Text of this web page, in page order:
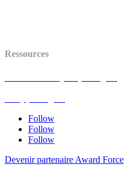
Ressources
Follow
Follow
Follow
Devenir partenaire Award Force